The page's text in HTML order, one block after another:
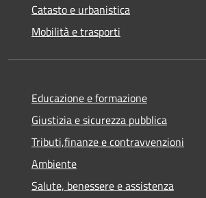
Catasto e urbanistica
Mobilità e trasporti
Educazione e formazione
Giustizia e sicurezza pubblica
Tributi,finanze e contravvenzioni
Ambiente
Salute, benessere e assistenza